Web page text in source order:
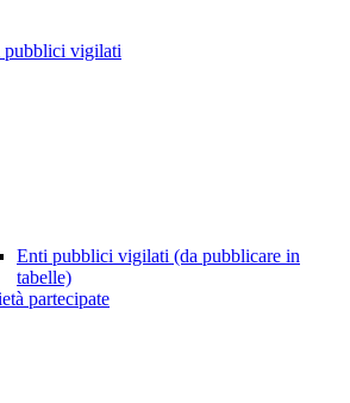
pubblici vigilati
Enti pubblici vigilati (da pubblicare in
tabelle)
partecipate